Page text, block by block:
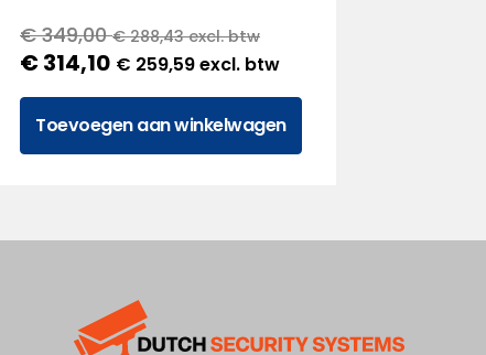
€349,00 €288,43excl. btw
€314,10 € 259,59excl. btw
Toevoegen aan winkelwagen